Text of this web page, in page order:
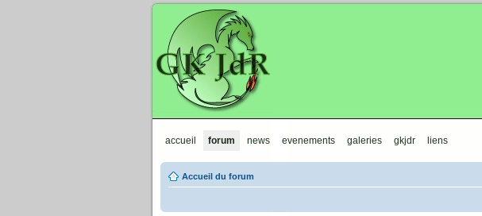
accueil forum news evenements galeries gkjdr liens
Accueil du forum